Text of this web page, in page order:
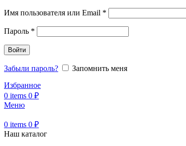
Имя пользователя или Email *
Пароль *
Войти
Забыли пароль?
Запомнить меня
Избранное
0 items 0 ₽
Меню
0 items 0 ₽
Наш каталог